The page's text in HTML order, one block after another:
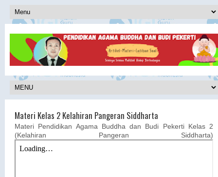
Materi Kelas 2 Kelahiran Pangeran Siddharta
Materi Pendidikan Agama Buddha dan Budi Pekerti Kelas 2
(Kelahiran Pangeran Siddharta)